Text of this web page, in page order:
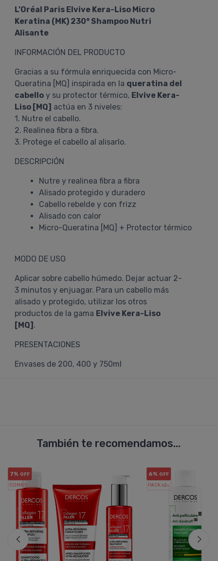
L’Oréal Paris Elvive Kera-Liso Micro
Keratina (MK) 230° Shampoo Nutri
Alisante
INFORMACIÓN DEL PRODUCTO
Gracias a su fórmula enriquecida con Micro-
Queratina [MQ] inspirada en la queratina del
cabello y su protector térmico, Elvive Kera-
Liso [MQ] actúa en 3 niveles:
1. Nutre el cabello.
2. Realinea fibra a fibra.
3. Protege el cabello al alisarlo.
DESCRIPCIÓN
Nutre y realinea fibra a fibra
Alisado protegido y duradero
Cabello rebelde y con frizz
Alisado con calor
Micro-Queratina [MQ] + Protector térmico
MODO DE USO
Aplicar sobre cabello húmedo. Dejar actuar 2-
3 minutos y enjuagar. Para un cabello más
alisado y protegido, utilizar los otros
productos de la gama Elvive Kera-Liso
[MQ] .
PRESENTACIONES
Envases de 200, 400 y 750ml
También te recomendamos...
7% OFF
COMBO
6% OFF
PACK x2u.